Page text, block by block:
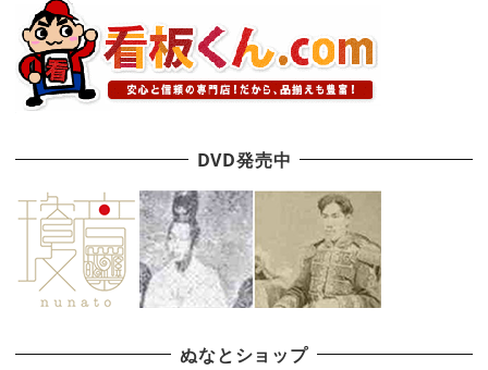
DVD発売中
ぬなとショップ